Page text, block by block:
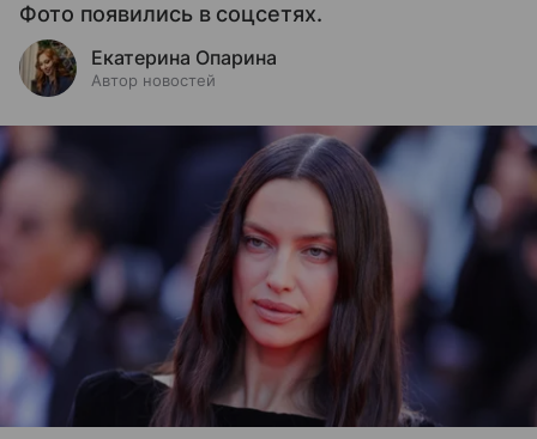
Фото появились в соцсетях.
Екатерина Опарина
Автор новостей